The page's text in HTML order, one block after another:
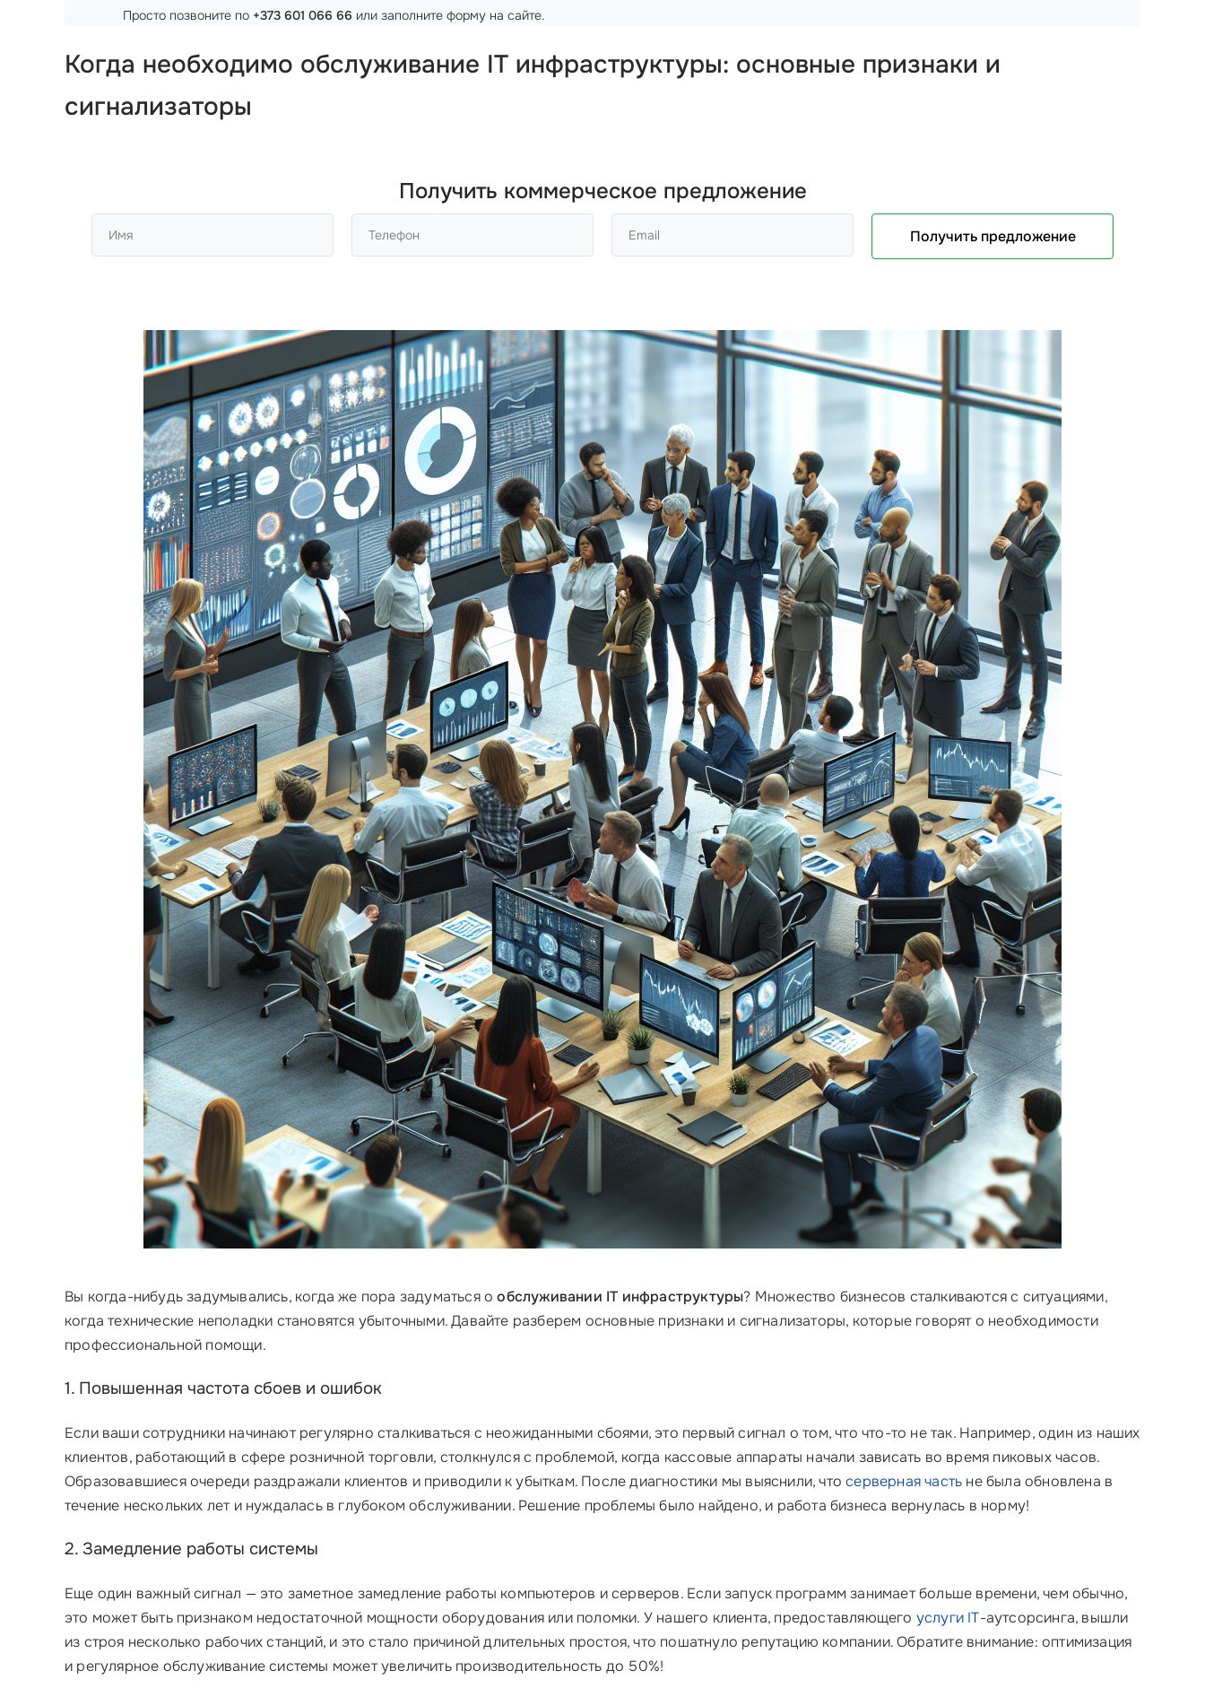
Просто позвоните по +373 601 066 66 или заполните форму на сайте.
Когда необходимо обслуживание IT инфраструктуры: основные признаки и
сигнализаторы
Получить коммерческое предложение
Получить предложение
Вы когда-нибудь задумывались, когда же пора задуматься ообслуживании IT инфраструктуры? Множество бизнесов сталкиваются с ситуациями,
когда технические неполадки становятся убыточными. Давайте разберем основные признаки и сигнализаторы, которые говорят о необходимости
профессиональной помощи.
1. Повышенная частота сбоев и ошибок
Если ваши сотрудники начинают регулярно сталкиваться с неожиданными сбоями, это первый сигнал о том, что что-то не так. Например, один из наших
клиентов, работающий в сфере розничной торговли, столкнулся с проблемой, когда кассовые аппараты начали зависать во время пиковых часов.
Образовавшиеся очереди раздражали клиентов и приводили к убыткам. После диагностики мы выяснили, чтосерверная часть не была обновлена в
течение нескольких лет и нуждалась в глубоком обслуживании. Решение проблемы было найдено, и работа бизнеса вернулась в норму!
2. Замедление работы системы
Еще один важный сигнал — это заметное замедление работы компьютеров и серверов. Если запуск программ занимает больше времени, чем обычно,
это может быть признаком недостаточной мощности оборудования или поломки. У нашего клиента, предоставляющего услуги IT-аутсорсинга, вышли
из строя несколько рабочих станций, и это стало причиной длительных простоя, что пошатнуло репутацию компании. Обратите внимание: оптимизация
и регулярное обслуживание системы может увеличить производительность до 50%!